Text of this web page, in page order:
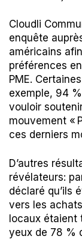
Cloudli
enquête
américains
préférences
PME.
exemple, 94
vouloir
mouvement «
ces derniers
D’autres
révélateurs:
déclaré qu’ils
vers les
locaux étaient
yeux de 78 %